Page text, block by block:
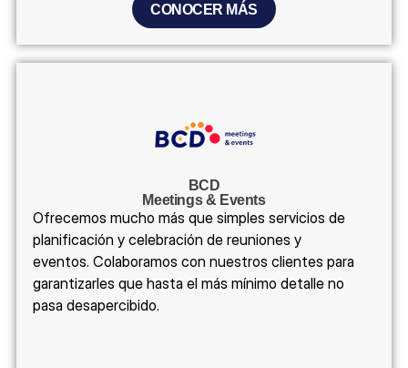
CONOCER MÁS
BCD
Meetings & Events
Ofrecemos mucho más que simples servicios de
planificación y celebración de reuniones y
eventos. Colaboramos con nuestros clientes para
garantizarles que hasta el más mínimo detalle no
pasa desapercibido.